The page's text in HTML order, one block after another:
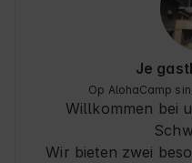
Restaurants und
den Aufenthalt
Je
Op AlohaCamp
Willkommen bei
Wir bieten zwei